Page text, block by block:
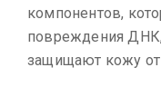
компонентов,
повреждения ДНК,
защищают кожу от